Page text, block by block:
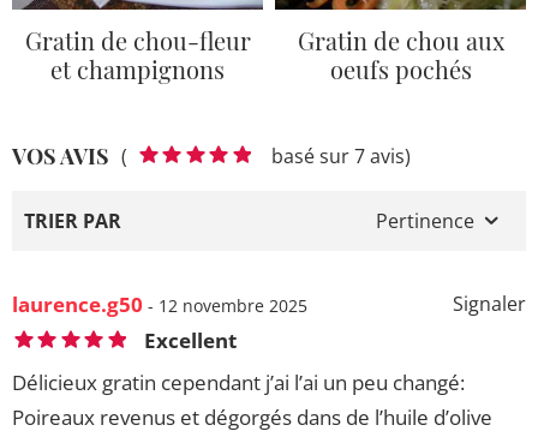
Gratin de chou-fleur
et champignons
Gratin de chou aux
oeufs pochés
VOS AVIS ( basé sur 7 avis)
TRIER PAR Pertinence
Signaler
laurence.g50 - 12 novembre 2025
Excellent
Délicieux gratin cependant j’ai l’ai un peu changé:
Poireaux revenus et dégorgés dans de l’huile d’olive